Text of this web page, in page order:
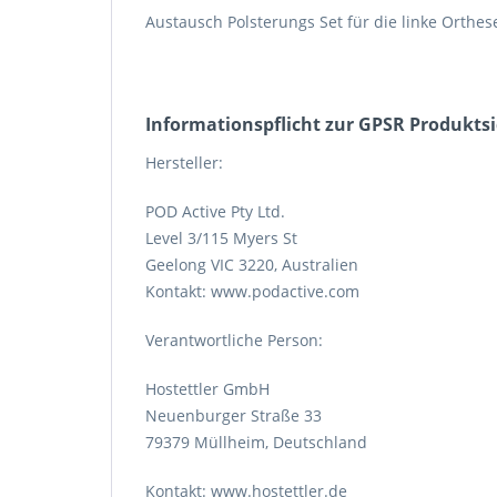
Austausch Polsterungs Set für die linke
Informations­pflicht zur GPSR
Hersteller:
POD Active Pty Ltd.
Level 3/115 Myers St
Geelong VIC 3220, Australien
Kontakt: www.podactive.com
Verantwortliche Person:
Hostettler GmbH
Neuenburger Straße 33
79379 Müllheim, Deutschland
Kontakt: www.hostettler.de